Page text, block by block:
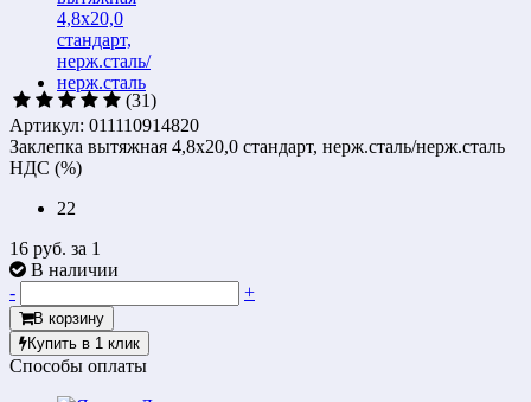
(31)
Артикул: 011110914820
Заклепка вытяжная 4,8х20,0 стандарт, нерж.сталь/нерж.сталь
НДС (%)
22
16 руб. за 1
В наличии
-
+
В корзину
Купить в 1 клик
Способы оплаты